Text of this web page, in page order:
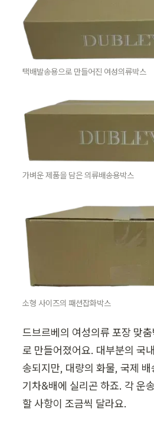
택배발송용으로 만들어진 여성의류박스
가벼운 제품을 담은 의류배송용박스
소형 사이즈의 패션잡화박스
드브르베의 여성의류 포장 맞
로 만들어졌어요. 대부분의 국
송되지만, 대량의 화물, 국제
기차&배에 실리곤 하죠. 각 운
할 사항이 조금씩 달라요.